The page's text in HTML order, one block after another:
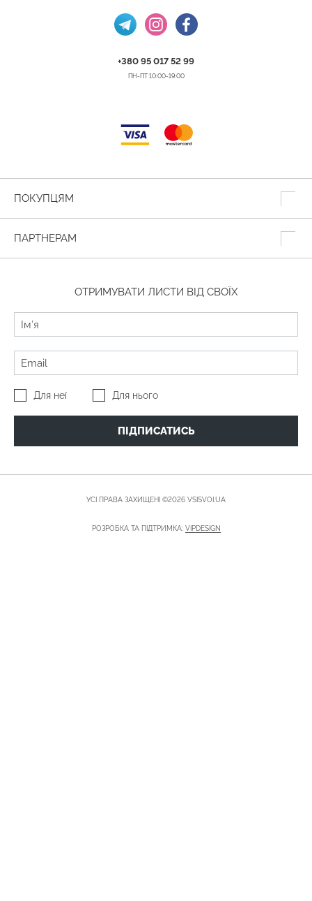
+380 95 017 52 99
ПН-ПТ 10:00-19:00
ПОКУПЦЯМ
ПАРТНЕРАМ
ОТРИМУВАТИ ЛИСТИ ВІД СВОЇХ
Для неї Для нього
ПІДПИСАТИСЬ
УСІ ПРАВА ЗАХИЩЕНІ ©2026 VSISVOI.UA
РОЗРОБКА ТА ПІДТРИМКА: VIPDESIGN